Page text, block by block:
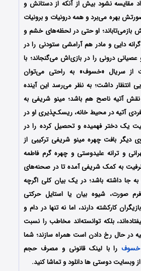
مقایسه نشود بیش از آنکه از دستانش و
بهره می‌برد و همه درونیات و برونیات
بازمی‌تاباند؛ او حتی در لحظه‌های خشم و
دایی و مادر هم آرامشی ستودنی را در
درونی را در بازی‌اش می‌گنجاند؛ با
سریال «خسوف» به راحتی می‌توان
انتظار داشت؛ به نظر می‌رسد این آینده‌
نقش آتیه ناصح هم باشد؛ مینو شریفی به
آتیه در محیط خانه، ریسک‌پذیری او در
یک دختر فهمیده و تحصیل کرده را در
دیگر بافت چهره مینو شریفی ترکیبی از
و ترانه علیدوستی و چهره گرم فاطمه
به کمک شریفی آمده تا در صحنه‌های
جا داشته باشد؛ در یک بیان کلی اگرچه
صورت، شیوه بیان یا استایل حرکتی
کارکشته دارند، اما نه تنها در دام و
بلکه توانسته‌اند مخاطب را نسبت
در حال رخ دادن است همراه سازند؛ شما
را با لینک قانونی و مصرف حجم
از وبسایت دوستی ها دانلود و تماشا کنید.